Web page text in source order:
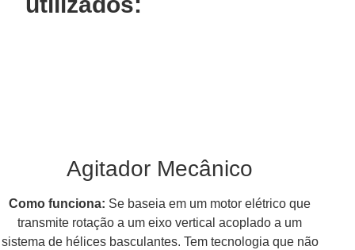
Agitador Mecânico
Como funciona: Se baseia em um motor elétrico que
transmite rotação a um eixo vertical acoplado a um
sistema de hélices basculantes. Tem tecnologia que não